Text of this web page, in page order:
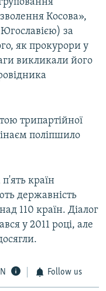
Косова»,
за
як прокурори у
викликали його
трипартійної
поліпшило
п'ять країн
державність
110 країн. Діалог
у 2011 році, але
Follow us